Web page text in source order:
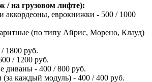
на грузовом лифте):
аккордеоны, еврокнижки - 500 / 1000
(по типу Айрис, Морено, Клауд)
1800 руб.
/ 1200 руб.
диваны - 400 / 800 руб.
каждый модуль) - 400 / 400 руб.